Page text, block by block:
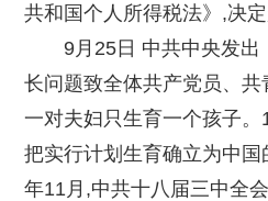
共和国个人所得税法》,决
9月25日 中共中央发
长问题致全体共产党员、
一对夫妇只生育一个孩子
把实行计划生育确立为中
年11月,中共十八届三中全